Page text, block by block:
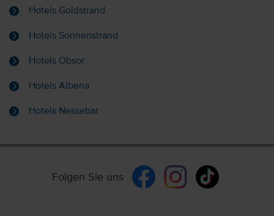
Hotels Goldstrand
Hotels Sonnenstrand
Hotels Obsor
Hotels Albena
Hotels Nessebar
Folgen Sie uns